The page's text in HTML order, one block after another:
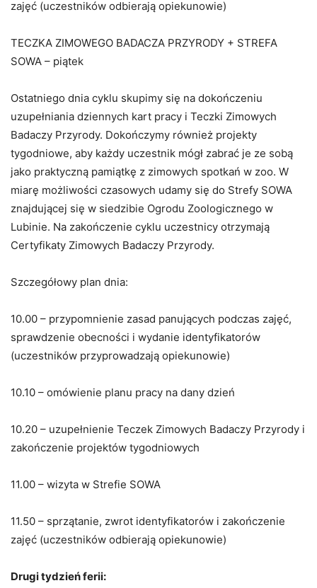
zajęć (uczestników odbierają opiekunowie)
TECZKA ZIMOWEGO BADACZA PRZYRODY + STREFA
SOWA – piątek
Ostatniego dnia cyklu skupimy się na dokończeniu
uzupełniania dziennych kart pracy i Teczki Zimowych
Badaczy Przyrody. Dokończymy również projekty
tygodniowe, aby każdy uczestnik mógł zabrać je ze sobą
jako praktyczną pamiątkę z zimowych spotkań w zoo. W
miarę możliwości czasowych udamy się do Strefy SOWA
znajdującej się w siedzibie Ogrodu Zoologicznego w
Lubinie. Na zakończenie cyklu uczestnicy otrzymają
Certyfikaty Zimowych Badaczy Przyrody.
Szczegółowy plan dnia:
10.00 – przypomnienie zasad panujących podczas zajęć,
sprawdzenie obecności i wydanie identyfikatorów
(uczestników przyprowadzają opiekunowie)
10.10 – omówienie planu pracy na dany dzień
10.20 – uzupełnienie Teczek Zimowych Badaczy Przyrody i
zakończenie projektów tygodniowych
11.00 – wizyta w Strefie SOWA
11.50 – sprzątanie, zwrot identyfikatorów i zakończenie
zajęć (uczestników odbierają opiekunowie)
Drugi tydzień ferii: